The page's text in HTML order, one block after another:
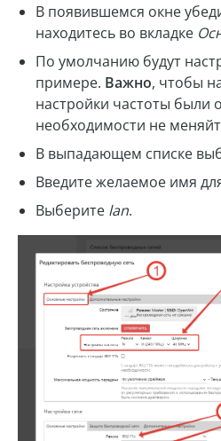
В появившемся окне
находитесь во вкладке
По умолчанию будут
примере. Важно, чтобы
настройки частоты были
необходимости не
В выпадающем списке
Введите желаемое имя
Выберите lan.